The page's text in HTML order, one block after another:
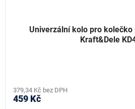
Univerzální kolo pro
Kraft&Dele
379,34 Kč bez DPH
459 Kč